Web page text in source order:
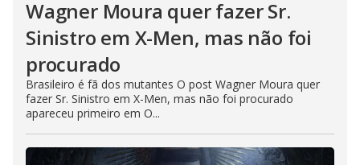
Wagner Moura quer fazer Sr.
Sinistro em X-Men, mas não foi
procurado
Brasileiro é fã dos mutantes O post Wagner Moura quer
fazer Sr. Sinistro em X-Men, mas não foi procurado
apareceu primeiro em O...